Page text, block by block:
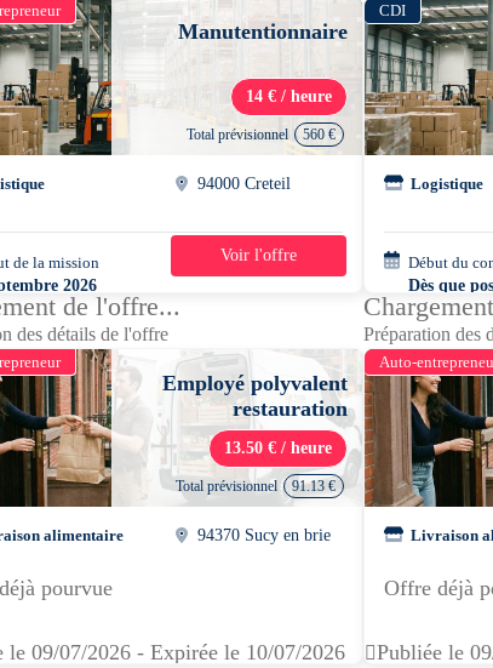
Manutentionnaire
14 € / heure
Total prévisionnel 560 €
94000 Creteil
de la mission
2026
- 12h00
5 jours
Voir l'offre
CDI
Logistique
Début du
Dès que
de l'offre...
des détails de l'offre
Employé polyvalent
restauration
13.50 € / heure
Total prévisionnel 91.13 €
alimentaire 94370 Sucy en brie
pourvue
le 09/07/2026 - Expirée le 10/07/2026
Préparation des
Auto-
Livraison
Offre déjà
Publiée le